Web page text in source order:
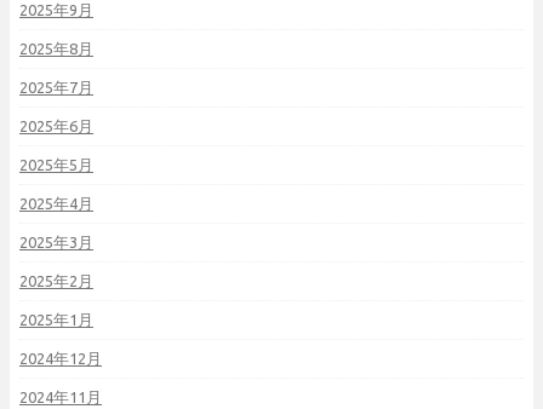
2025年9月
2025年8月
2025年7月
2025年6月
2025年5月
2025年4月
2025年3月
2025年2月
2025年1月
2024年12月
2024年11月